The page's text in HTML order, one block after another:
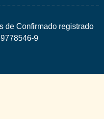
de Confirmado registrado
9